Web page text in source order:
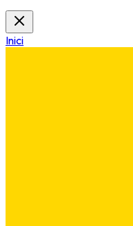
Inici